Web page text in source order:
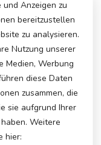
Lager
€297,50
Anzeigen zu
bereitzustellen
zu analysieren.
Nutzung unserer
Medien, Werbung
diese Daten
zusammen, die
sie aufgrund Ihrer
Weitere
hier: